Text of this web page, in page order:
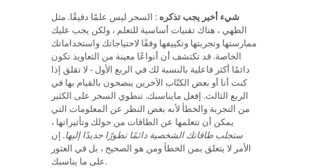
شيء أخير يجب تذكره : السحر ليس علمًا دقيقًا. مثل
الطهي ، هناك تقنيات أساسية للتعلم ، ولكن يجب عليك
ممارستها وتجربتها وتكييفها وفقًا لاحتياجاتك واستخداماتك
الخاصة. قد تكتشف أن أنواعًا معينة من التعاويذ تكون
دائمًا أكثر فاعلية بالنسبة لك في الربع الأول - لا تقلق إذا
كنت أنا أو بعض الكتّاب الآخرين ينصحون بالقيام بها في
الربع الثالث. إفعل مايناسبك. تنطوي السحر على الكثير
من التجربة والخطأ لأنه بغض النظر عن المعلومات التي
يمكن أن تتعلمها عن الطاقات من حولك وتأثيراتها ،
ستجلب طاقاتك الشخصية دائمًا تطورًا جديدًا إليها. إن
الأمر لا يتعلق بمن الخطأ ومن هو الصحيح ، بل في العثور
على ما يناسبك.